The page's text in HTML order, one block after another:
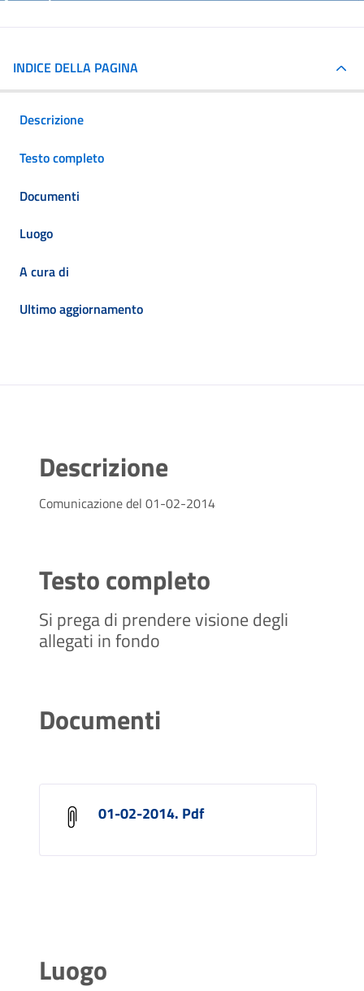
INDICE DELLA PAGINA
Descrizione
Testo completo
Documenti
Luogo
A cura di
Ultimo aggiornamento
Descrizione
Comunicazione del 01-02-2014
Testo completo
Si prega di prendere visione degli
allegati in fondo
Documenti
01-02-2014. Pdf
Luogo